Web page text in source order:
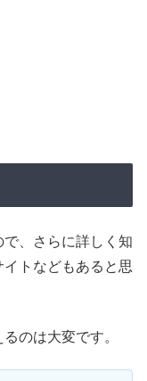
、さらに詳しく知
トなどもあると思
のは大変です。